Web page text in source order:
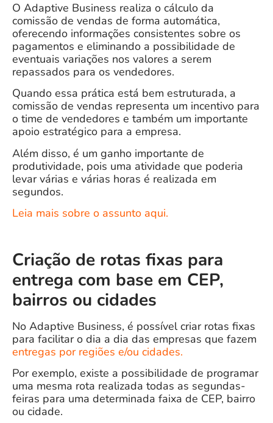
O Adaptive Business realiza o cálculo da
comissão de vendas de forma automática,
oferecendo informações consistentes sobre os
pagamentos e eliminando a possibilidade de
eventuais variações nos valores a serem
repassados para os vendedores.
Quando essa prática está bem estruturada, a
comissão de vendas representa um incentivo para
o time de vendedores e também um importante
apoio estratégico para a empresa.
Além disso, é um ganho importante de
produtividade, pois uma atividade que poderia
levar várias e várias horas é realizada em
segundos.
Leia mais sobre o assunto aqui.
Criação de rotas fixas para
entrega com base em CEP,
bairros ou cidades
No Adaptive Business, é possível criar rotas fixas
para facilitar o dia a dia das empresas que fazem
entregas por regiões e/ou cidades.
Por exemplo, existe a possibilidade de programar
uma mesma rota realizada todas as segundas-
feiras para uma determinada faixa de CEP, bairro
ou cidade.